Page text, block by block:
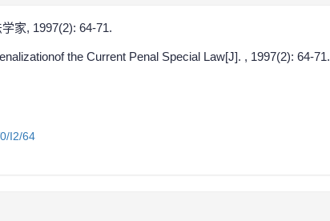
家, 1997(2): 64-71.
the Current Penal Special Law[J]. , 1997(2): 64-71.
I2/64